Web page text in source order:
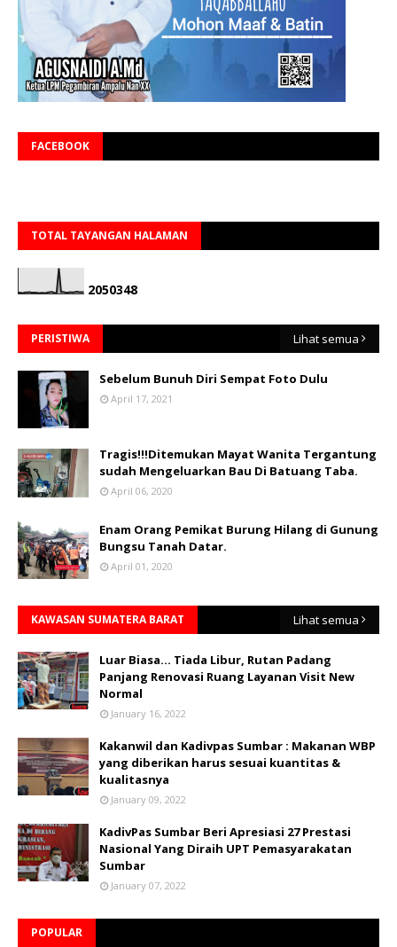
FACEBOOK
TOTAL TAYANGAN HALAMAN
2050348
PERISTIWA Lihat semua
Sebelum Bunuh Diri Sempat Foto Dulu
April 17, 2021
Tragis!!!Ditemukan Mayat Wanita Tergantung
sudah Mengeluarkan Bau Di Batuang Taba.
April 06, 2020
Enam Orang Pemikat Burung Hilang di Gunung
Bungsu Tanah Datar.
April 01, 2020
KAWASAN SUMATERA BARAT Lihat semua
Luar Biasa... Tiada Libur, Rutan Padang
Panjang Renovasi Ruang Layanan Visit New
Normal
January 16, 2022
Kakanwil dan Kadivpas Sumbar : Makanan WBP
yang diberikan harus sesuai kuantitas &
kualitasnya
January 09, 2022
KadivPas Sumbar Beri Apresiasi 27 Prestasi
Nasional Yang Diraih UPT Pemasyarakatan
Sumbar
January 07, 2022
POPULAR